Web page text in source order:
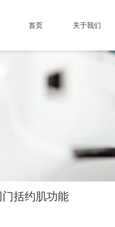
首页 关于我们
括约肌功能